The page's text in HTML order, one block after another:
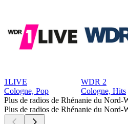
1LIVE
Cologne, Pop
WDR 2
Cologne, Hits
Plus de radios de Rhénanie du Nord-
Plus de radios de Rhénanie du Nord-